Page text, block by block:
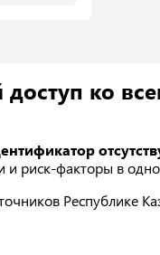
ко
и риск-факторы в
Республике